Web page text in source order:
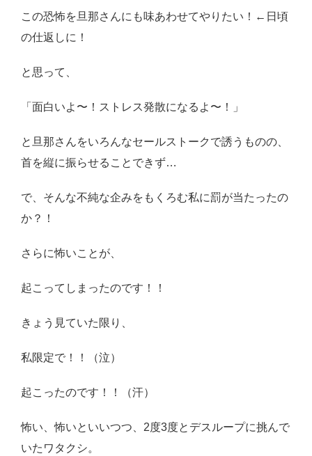
この恐怖を旦那さんにも味あわせてやりたい！←日頃
の仕返しに！
と思って、
「面白いよ〜！ストレス発散になるよ〜！」
と旦那さんをいろんなセールストークで誘うものの、
首を縦に振らせることできず…
で、そんな不純な企みをもくろむ私に罰が当たったの
か？！
さらに怖いことが、
起こってしまったのです！！
きょう見ていた限り、
私限定で！！（泣）
起こったのです！！（汗）
怖い、怖いといいつつ、2度3度とデスループに挑んで
いたワタクシ。